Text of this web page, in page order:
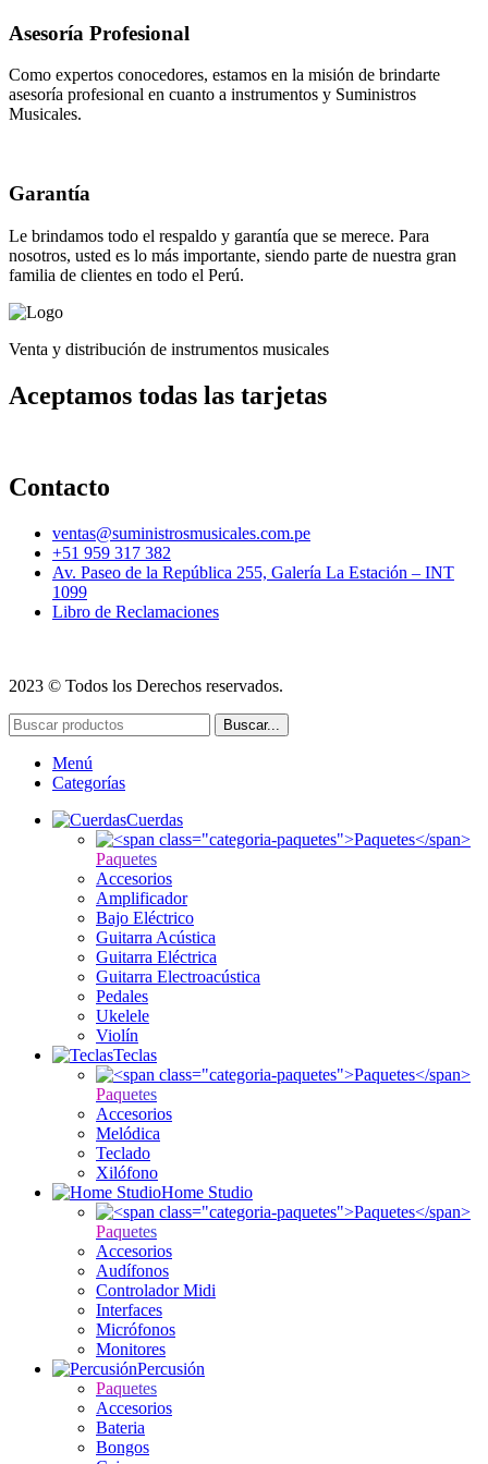
Asesoría Profesional
Como expertos conocedores, estamos en la misión de brindarte
asesoría profesional en cuanto a instrumentos y Suministros
Musicales.
Garantía
Le brindamos todo el respaldo y garantía que se merece. Para
nosotros, usted es lo más importante, siendo parte de nuestra gran
familia de clientes en todo el Perú.
Venta y distribución de instrumentos musicales
Aceptamos todas las tarjetas
Contacto
ventas@suministrosmusicales.com.pe
+51 959 317 382
Av. Paseo de la República 255, Galería La Estación – INT
1099
Libro de Reclamaciones
2023 © Todos los Derechos reservados.
Buscar...
Menú
Categorías
Cuerdas
Paquetes
Accesorios
Amplificador
Bajo Eléctrico
Guitarra Acústica
Guitarra Eléctrica
Guitarra Electroacústica
Pedales
Ukelele
Violín
Teclas
Paquetes
Accesorios
Melódica
Teclado
Xilófono
Home Studio
Paquetes
Accesorios
Audífonos
Controlador Midi
Interfaces
Micrófonos
Monitores
Percusión
Paquetes
Accesorios
Bateria
Bongos